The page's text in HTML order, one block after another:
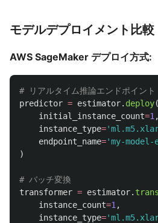
モデルデプロイメント比較
AWS SageMaker デプロイ方式:
predictor = estimator. deploy(
initial_instance_count=1 ,
instance_type='
endpoint_name='my-
)
transformer = estimator.
instance_count=1 ,
instance_type='